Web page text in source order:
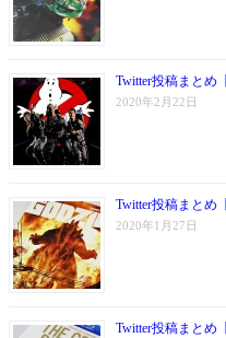
Twitter投稿まとめ
2020年2月22日
Twitter投稿まとめ
2020年1月27日
Twitter投稿まとめ